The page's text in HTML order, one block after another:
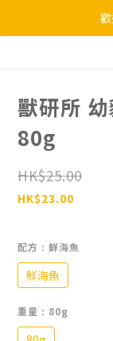
獸研所
80g
HK$25.00
HK$23.00
配方 : 鮮海魚
鮮海魚
重量 : 80g